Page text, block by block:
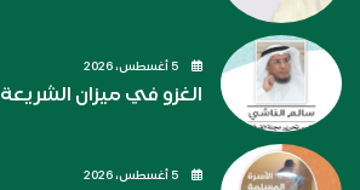
الغزو في ميزان الشريعة